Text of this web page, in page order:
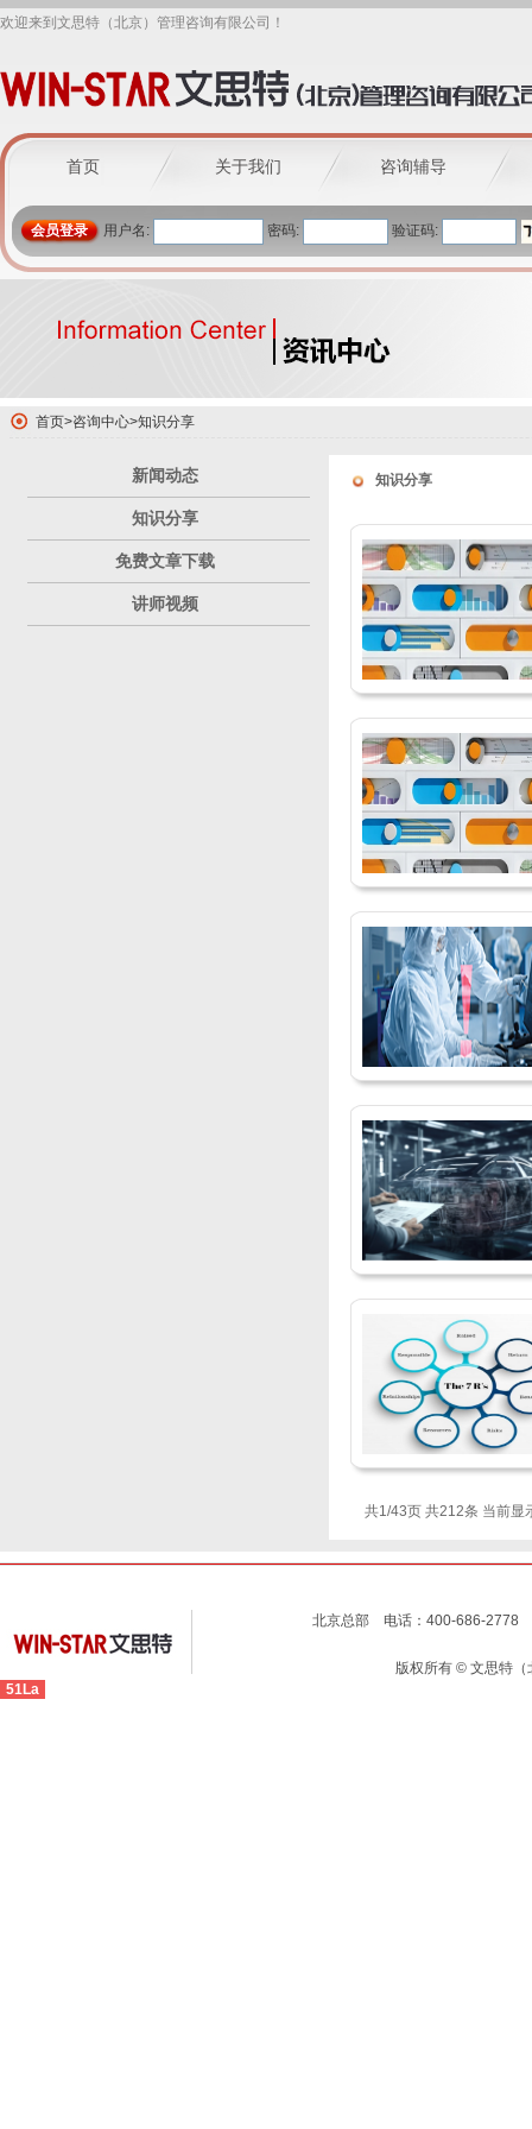
欢迎来到文思特（北京）管理咨询有限公司！
首页 关于我们 咨询辅导
会员登录 用户名: 密码: 验证码:
首页>咨询中心>知识分享
新闻动态
知识分享
免费文章下载
讲师视频
知识分享
共1/43页 共212条 当前显
北京总部 电话：400-686-2778
版权所有 © 文思特
51La